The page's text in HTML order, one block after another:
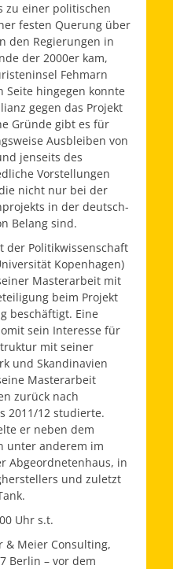
zu einer politischen
festen Querung über
den Regierungen in
der 2000er kam,
Fehmarn
Seite hingegen konnte
gegen das Projekt
Gründe gibt es für
Ausbleiben von
jenseits des
Vorstellungen
nicht nur bei der
in der deutsch-
Belang sind.
der Politikwissenschaft
Kopenhagen)
Masterarbeit mit
beim Projekt
beschäftigt. Eine
sein Interesse für
mit seiner
und Skandinavien
Masterarbeit
zurück nach
2011/12 studierte.
er neben dem
unter anderem im
Abgeordnetenhaus, in
und zuletzt
Uhr s.t.
& Meier Consulting,
Berlin – vor dem